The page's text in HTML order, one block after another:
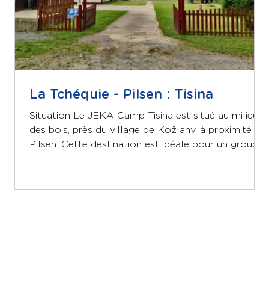
La Tchéquie - Pilsen : Tisina
Situation Le JEKA Camp Tisina est situé au milieu
des bois, près du village de Kožlany, à proximité de
Pilsen. Cette destination est idéale pour un groupe
club/bar une prairie avec un terrain de volley-ball,